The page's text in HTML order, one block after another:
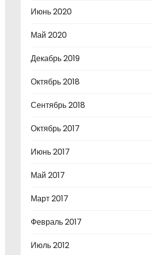
Июнь 2020
Май 2020
Декабрь 2019
Октябрь 2018
Сентябрь 2018
Октябрь 2017
Июнь 2017
Май 2017
Март 2017
Февраль 2017
Июль 2012